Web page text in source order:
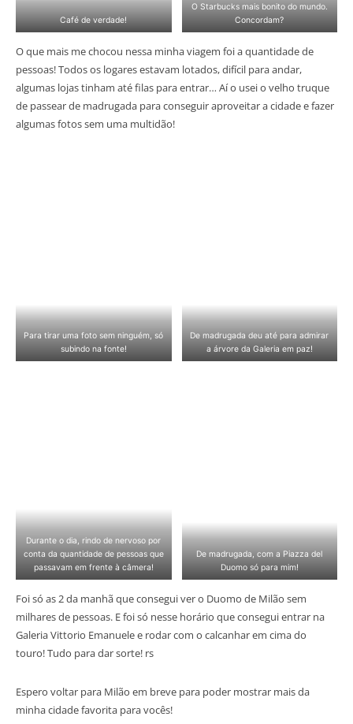
Café de verdade!
O Starbucks mais bonito do mundo.
Concordam?
O que mais me chocou nessa minha viagem foi a quantidade de
pessoas! Todos os logares estavam lotados, difícil para andar,
algumas lojas tinham até filas para entrar… Aí o usei o velho truque
de passear de madrugada para conseguir aproveitar a cidade e fazer
algumas fotos sem uma multidão!
Para tirar uma foto sem ninguém, só
subindo na fonte!
De madrugada deu até para admirar
a árvore da Galeria em paz!
Durante o dia, rindo de nervoso por
conta da quantidade de pessoas que
passavam em frente à câmera!
De madrugada, com a Piazza del
Duomo só para mim!
Foi só as 2 da manhã que consegui ver o Duomo de Milão sem
milhares de pessoas. E foi só nesse horário que consegui entrar na
Galeria Vittorio Emanuele e rodar com o calcanhar em cima do
touro! Tudo para dar sorte! rs
Espero voltar para Milão em breve para poder mostrar mais da
minha cidade favorita para vocês!